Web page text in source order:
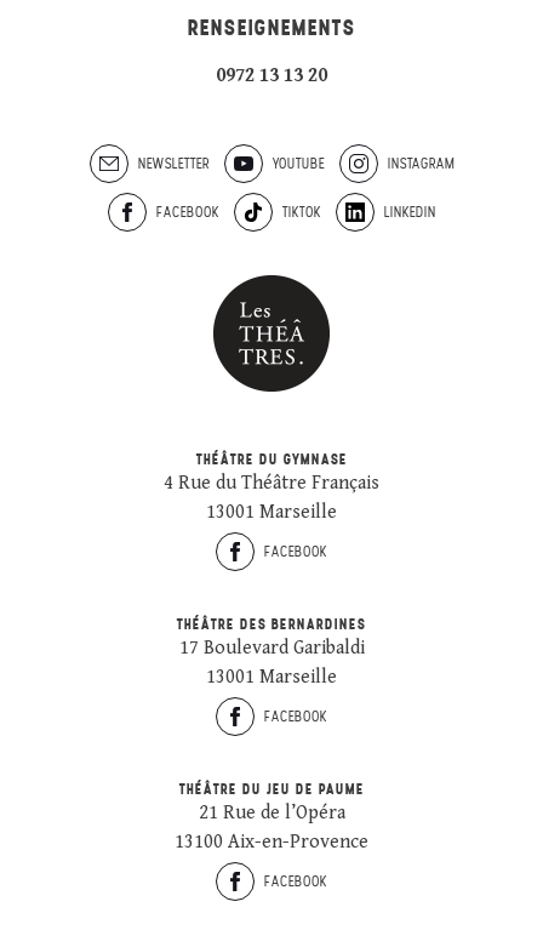
RENSEIGNEMENTS
0972 13 13 20
NEWSLETTER YOUTUBE INSTAGRAM
FACEBOOK TIKTOK LINKEDIN
THÉÂTRE DU GYMNASE
4 Rue du Théâtre Français
13001 Marseille
FACEBOOK
THÉÂTRE DES BERNARDINES
17 Boulevard Garibaldi
13001 Marseille
FACEBOOK
THÉÂTRE DU JEU DE PAUME
21 Rue de l’Opéra
13100 Aix-en-Provence
FACEBOOK